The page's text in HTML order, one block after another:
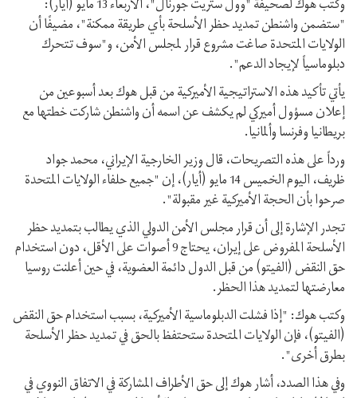
وكتب هوك لصحيفة "وول ستريت جورنال"، الأربعاء 13 مايو (أيار):
"ستضمن واشنطن تمديد حظر الأسلحة بأي طريقة ممكنة"، مضيفًا أن
الولايات المتحدة صاغت مشروع قرار لمجلس الأمن، و"سوف تتحرك
دبلوماسياً لإيجاد الدعم".
يأتي تأكيد هذه الاستراتيجية الأميركية من قبل هوك بعد أسبوعين من
إعلان مسؤول أميركي لم يكشف عن اسمه أن واشنطن شاركت خطتها مع
بريطانيا وفرنسا وألمانيا.
ورداً على هذه التصريحات، قال وزير الخارجية الإيراني، محمد جواد
ظريف، اليوم الخميس 14 مايو (أيار)، إن "جميع حلفاء الولايات المتحدة
صرحوا بأن الحجة الأميركية غير مقبولة".
تجدر الإشارة إلى أن قرار مجلس الأمن الدولي الذي يطالب بتمديد حظر
الأسلحة المفروض على إيران، يحتاج 9 أصوات على الأقل، دون استخدام
حق النقض (الفيتو) من قبل الدول دائمة العضوية، في حين أعلنت روسيا
معارضتها لتمديد هذا الحظر.
وكتب هوك: "إذا فشلت الدبلوماسية الأميركية، بسبب استخدام حق النقض
(الفيتو)، فإن الولايات المتحدة ستحتفظ بالحق في تمديد حظر الأسلحة
بطرق أخرى".
وفي هذا الصدد، أشار هوك إلى حق الأطراف المشاركة في الاتفاق النووي في